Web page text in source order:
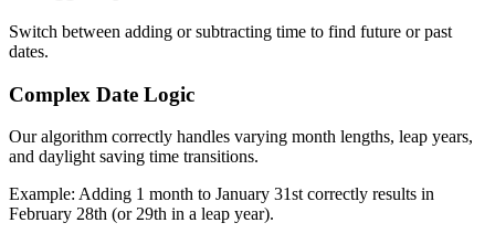
Switch between adding or subtracting time to find future or past
dates.
Complex Date Logic
Our algorithm correctly handles varying month lengths, leap years,
and daylight saving time transitions.
Example: Adding 1 month to January 31st correctly results in
February 28th (or 29th in a leap year).